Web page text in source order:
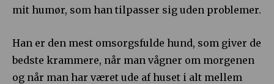
mit humør, som han tilpasser sig uden problemer.
Han er den mest omsorgsfulde hund, som giver de
bedste krammere, når man vågner om morgenen
og når man har været ude af huset i alt mellem